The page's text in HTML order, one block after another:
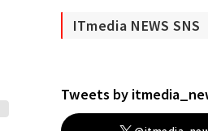
ITmedia NEWS SNS
Tweets by